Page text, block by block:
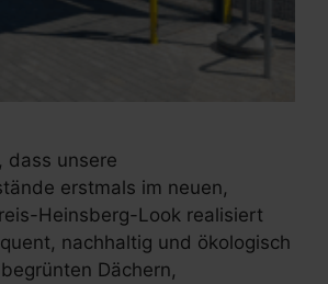
dass unsere
erstmals im neuen,
Heinsberg-Look realisiert
nachhaltig und ökologisch
Dächern,